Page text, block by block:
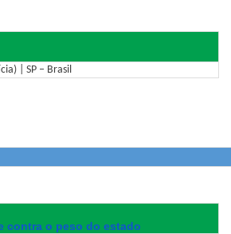
| SP – Brasil
contra o peso do estado